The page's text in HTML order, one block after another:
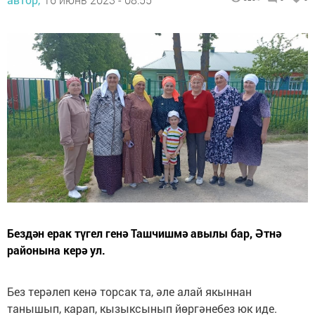
Бездән ерак түгел генә Ташчишмә авылы бар, Әтнә
районына керә ул.
Без терәлеп кенә торсак та, әле алай якыннан
танышып, карап, кызыксынып йөргәнебез юк иде.